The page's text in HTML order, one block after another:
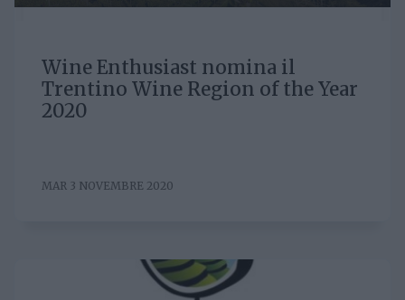
Wine Enthusiast nomina il
Trentino Wine Region of the Year
2020
MAR 3 NOVEMBRE 2020